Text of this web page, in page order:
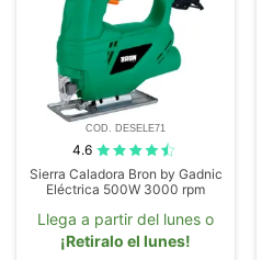
COD. DESELE71
4.6
Sierra Caladora Bron by Gadnic
Eléctrica 500W 3000 rpm
Llega a partir del lunes o
¡Retiralo el lunes!